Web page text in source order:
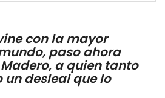
con la mayor
paso ahora
a quien tanto
un desleal que lo